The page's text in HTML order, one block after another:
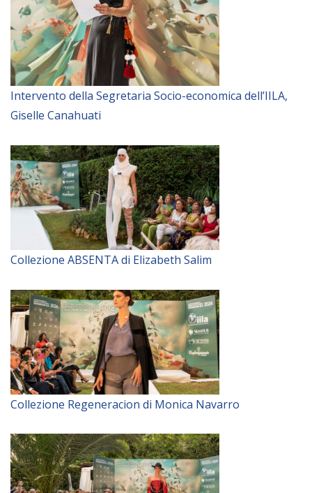
Intervento della Segretaria Socio-economica dell’IILA,
Giselle Canahuati
Collezione ABSENTA di Elizabeth Salim
Collezione Regeneracion di Monica Navarro